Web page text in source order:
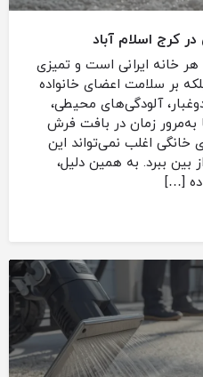
کرج اسلام آباد
خانه ایرانی است و تمیزی
بر سلامت اعضای خانواده
آلودگی‌های محیطی،
زمان در بافت فرش
اغلب نمی‌تواند این
بین ببرد. به همین دلیل،
[…]